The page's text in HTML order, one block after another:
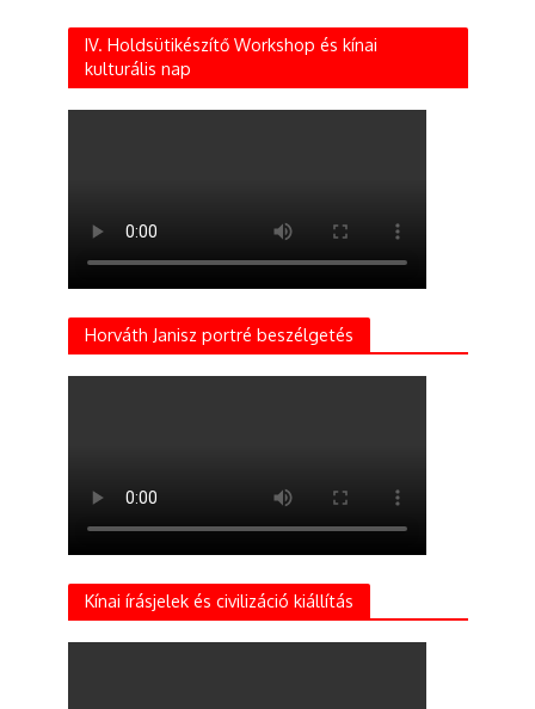
IV. Holdsütikészítő Workshop és kínai
kulturális nap
Horváth Janisz portré beszélgetés
Kínai írásjelek és civilizáció kiállítás